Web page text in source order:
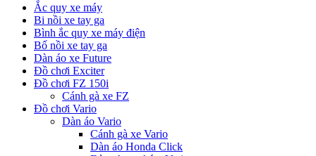
Ắc quy xe máy
Bi nồi xe tay ga
Bình ắc quy xe máy điện
Bố nồi xe tay ga
Dàn áo xe Future
Đồ chơi Exciter
Đồ chơi FZ 150i
Cánh gà xe FZ
Đồ chơi Vario
Dàn áo Vario
Cánh gà xe Vario
Dàn áo Honda Click